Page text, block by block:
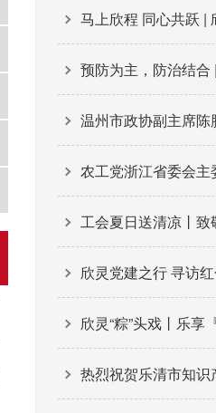
马上欣程 同心共跃 |
预防为主，防治结
温州市政协副主席
农工党浙江省委会
工会夏日送清凉丨
欣灵党建之行 寻访红
欣灵“粽”头戏丨乐享
热烈祝贺乐清市知识